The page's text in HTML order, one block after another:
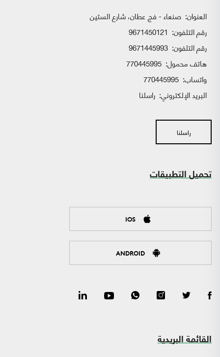
العنوان: صنعاء - فج عطان، شارع الستين
رقم التلفون: 9671450121
رقم التلفون: 9671445993
هاتف محمول: 770445995
واتساب:
البريد الإلكتروني: راسلنا
راسلنا
تحميل التطبيقات
IOS
ANDROID
القائمة البريدية